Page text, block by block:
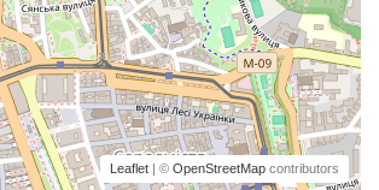
Leaflet | © OpenStreetMap contributors